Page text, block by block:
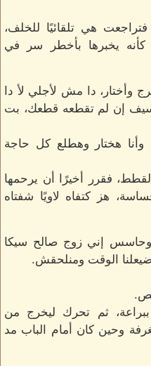
هي تلقائيًا للخلف،
يخبرها بأخطر سر في
وأختار، دا مش لأجلي لأ دا
إن لم تقطعه قطعك، بت
هختار وهطلع كل حاجة
فقرر أخيرًا أن يرحمها
هز كتفاه لاويًا شفتاه
إني زوج صالح سيكا
الوقت ومنلحقش.
ببراعة، ثم تحرك ليخرج من
وحين كان أمام الباب مد